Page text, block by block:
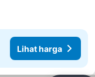
Lihat harga